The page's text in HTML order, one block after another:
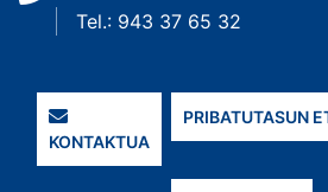
Tel.: 943 37 65 32
KONTAKTUA
PRIBATUTASUN